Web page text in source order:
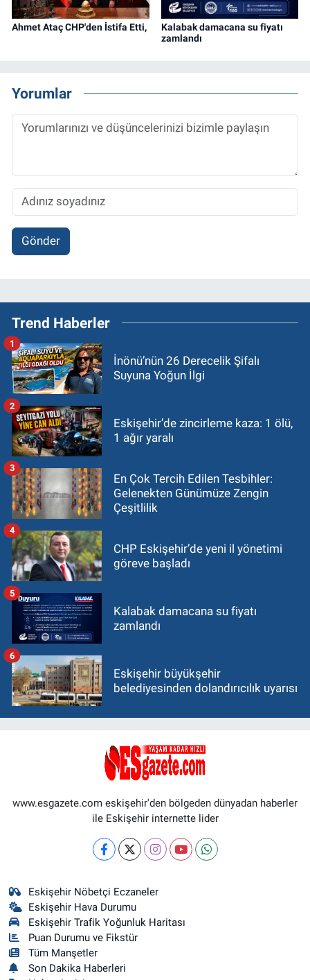
Ahmet Ataç CHP'den İstifa Etti,
Kalabak damacana su fiyatı
zamlandı
Yorumlar
Gönder
Trend Haberler
İnönü’nün 26 Derecelik Şifalı
Suyuna Yoğun İlgi
1
Eskişehir’de zincirleme kaza: 1 ölü,
1 ağır yaralı
2
En Çok Tercih Edilen Tesbihler:
Gelenekten Günümüze Zengin
Çeşitlilik
3
CHP Eskişehir’de yeni il yönetimi
göreve başladı
4
Kalabak damacana su fiyatı
zamlandı
5
Eskişehir büyükşehir
belediyesinden dolandırıcılık uyarısı
6
www.esgazete.com eskişehir'den bölgeden dünyadan haberler
ile Eskişehir internette lider
Eskişehir Nöbetçi Eczaneler
Eskişehir Hava Durumu
Eskişehir Trafik Yoğunluk Haritası
Puan Durumu ve Fikstür
Tüm Manşetler
Son Dakika Haberleri